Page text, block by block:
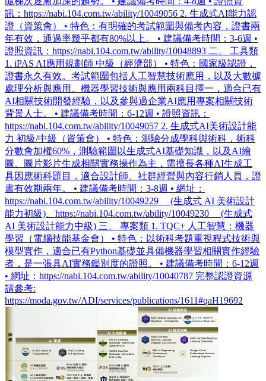
訊：https://nabi.104.com.tw/ability/10049056 2. 生成式AI能力認
證（資策會） • 特色：有明確的考試範圍與備考內容，證書兩
年有效，通過率幾乎都有80%以上。 • 建議備考時間：3-6週 •
證照資訊：https://nabi.104.com.tw/ability/10048893 二、 工具類
1. iPAS AI應用規劃師 中級（經濟部） • 特色：國家級認證，
證書永久有效。考試範圍包括人工智慧技術應用，以及大數據
處理分析與應用、機器學習技術與應用兩科目擇一，適合已有
AI相關技術開發經驗，以及參與過企業AI應用專案相關技術
背景人士。 • 建議備考時間：6-12週 • 證照資訊：
https://nabi.104.com.tw/ability/10049057 2. 生成式AI美術設計能
力 初級/中級（資策會） • 特色：測驗分成學科與術科，術科
分數會加權60%，測驗範圍以生成式AI基礎知識，以及AI繪
圖、圖片影片生成相關實務操作為主，需擅長各種AI生成工
具因應術科題目，適合設計師、社群經營與內容行銷人員，證
書有效期兩年。 • 建議備考時間：3-8週 • 網址：
https://nabi.104.com.tw/ability/10049229 (生成式 AI 美術設計
能力初級)、https://nabi.104.com.tw/ability/10049230 (生成式
AI 美術設計能力中級) 三、 專案類 1. TQC+ 人工智慧：機器
學習（電腦技能基金會） • 特色：以術科考題重視程式技術與
模型實作，適合已有Python基礎並具備機器學習相關實作經驗
者，是一張具AI實務鑑別度的證照。 • 建議備考時間：6-12週
• 網址：https://nabi.104.com.tw/ability/10040787 完整認證資源
請參考:
https://moda.gov.tw/ADI/services/publications/1611#qaH19692